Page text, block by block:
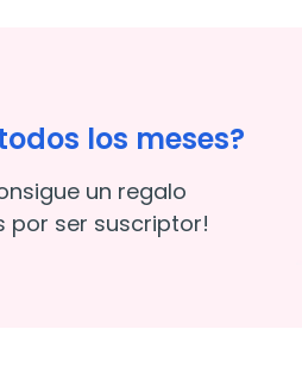
los meses?
un regalo
por ser suscriptor!